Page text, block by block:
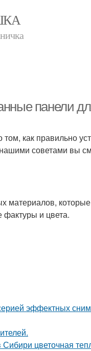
панели
как правильно
советами вы
материалов,
фактуры и цвета.
эффектных
цветочная